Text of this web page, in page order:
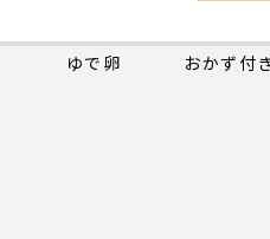
ゆで卵 おかず付